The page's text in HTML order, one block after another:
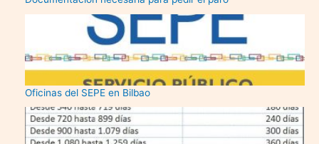
Oficinas del SEPE en Bilbao